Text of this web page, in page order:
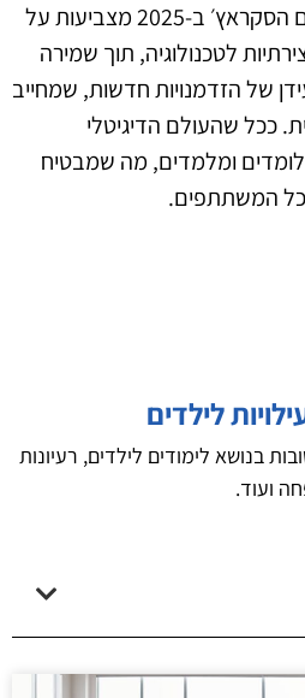
הפעילויות המוצעות בתחום הסקראץ׳ ב-2025 מצביעות על
לטכנולוגיה, תוך שמירה
של הזדמנויות חדשות, שמחייב
ככל שהעולם הדיגיטלי
ומלמדים, מה שמבטיח
המשתתפים.
לילדים
בנושא לימודים לילדים, רעיונות
ועוד.